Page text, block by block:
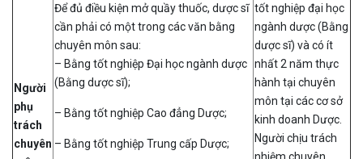
Người
phụ
trách
chuyên
Để đủ điều kiện mở quầy thuốc, dược sĩ
cần phải có một trong các văn bằng
chuyên môn sau:
– Bằng tốt nghiệp Đại học ngành dược
(Bằng dược sĩ);
– Bằng tốt nghiệp Cao đẳng Dược;
– Bằng tốt nghiệp Trung cấp Dược;
tốt nghiệp đại học
ngành dược (Bằng
dược sĩ) và có ít
nhất 2 năm thực
hành tại chuyên
môn tại các cơ sở
kinh doanh Dược.
Người chịu trách
nhiệm chuyên